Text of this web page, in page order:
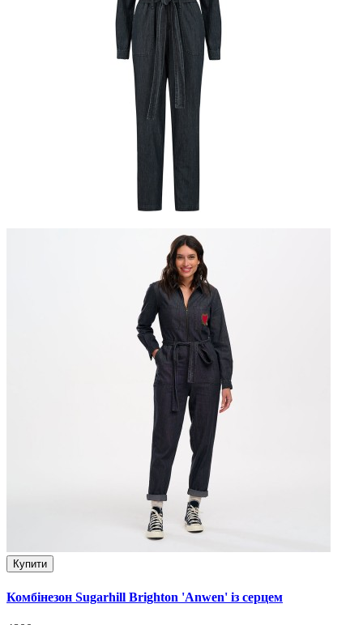
Купити
Комбінезон Sugarhill Brighton 'Anwen' із серцем